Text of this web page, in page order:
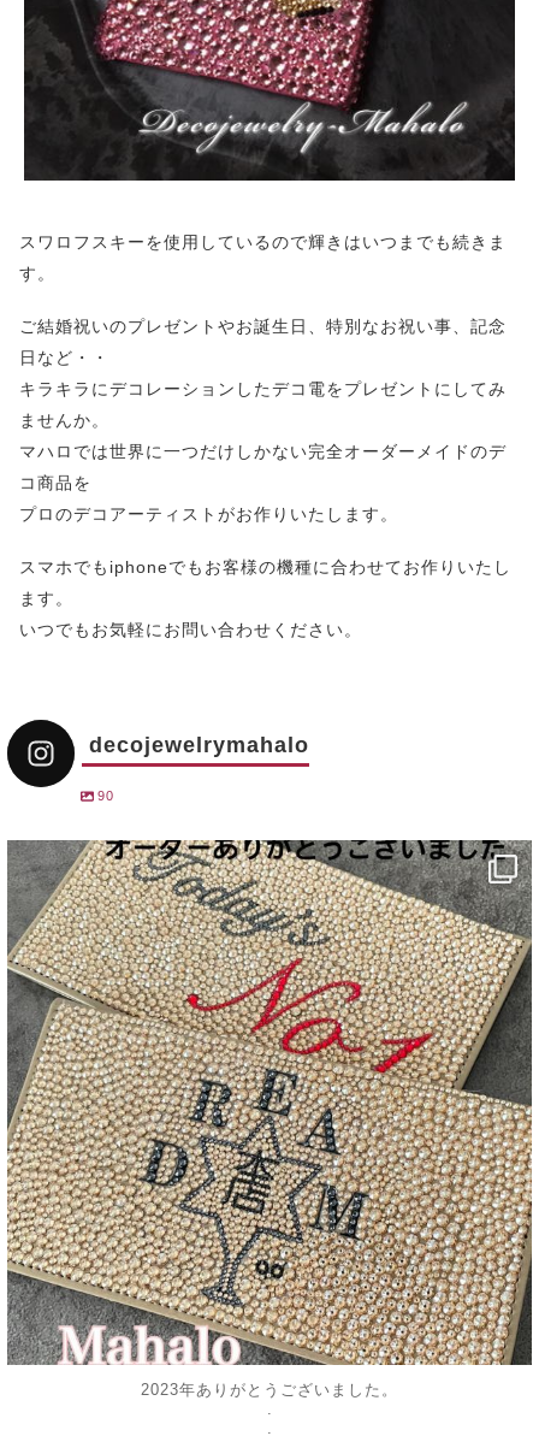
スワロフスキーを使用しているので輝きはいつまでも続きま
す。
ご結婚祝いのプレゼントやお誕生日、特別なお祝い事、記念
日など・・
キラキラにデコレーションしたデコ電をプレゼントにしてみ
ませんか。
マハロでは世界に一つだけしかない完全オーダーメイドのデ
コ商品を
プロのデコアーティストがお作りいたします。
スマホでもiphoneでもお客様の機種に合わせてお作りいたし
ます。
いつでもお気軽にお問い合わせください。
decojewelrymahalo
90
decojewelrymahalo
12月 31
2023年ありがとうございました。